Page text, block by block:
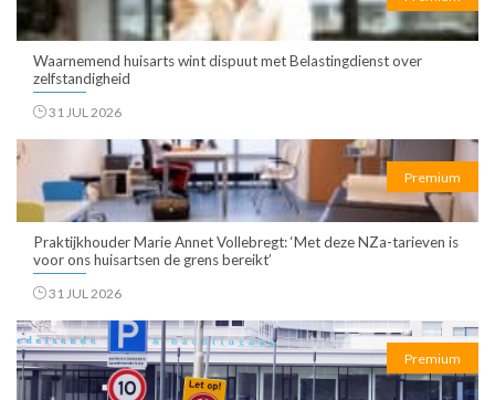
Waarnemend huisarts wint dispuut met Belastingdienst over
zelfstandigheid
31 JUL 2026
Premium
Praktijkhouder Marie Annet Vollebregt: ‘Met deze NZa-tarieven is
voor ons huisartsen de grens bereikt’
31 JUL 2026
Premium